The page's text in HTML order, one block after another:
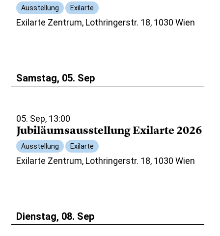
Ausstellung Exilarte
Exilarte Zentrum, Lothringerstr. 18, 1030 Wien
Samstag, 05. Sep
05. Sep, 13:00
Jubiläumsausstellung Exilarte 2026
Ausstellung Exilarte
Exilarte Zentrum, Lothringerstr. 18, 1030 Wien
Dienstag, 08. Sep